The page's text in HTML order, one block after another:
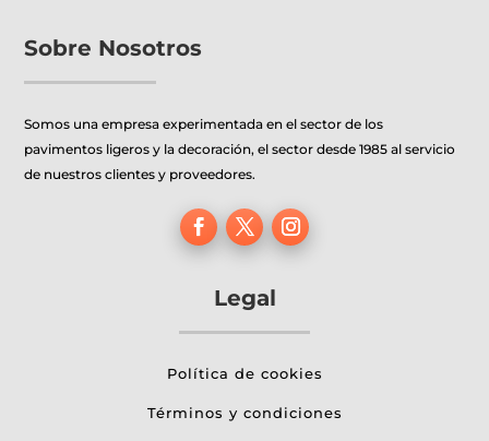
Sobre Nosotros
Somos una empresa experimentada en el sector de los
pavimentos ligeros y la decoración, el sector desde 1985 al servicio
de nuestros clientes y proveedores.
Legal
Política de cookies
Términos y condiciones